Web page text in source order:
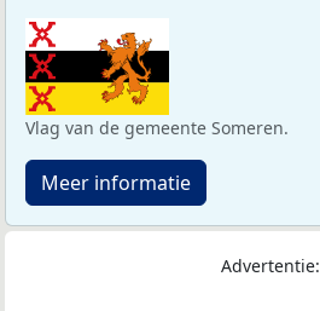
Vlag van de gemeente Someren.
Meer informatie
Advertentie: